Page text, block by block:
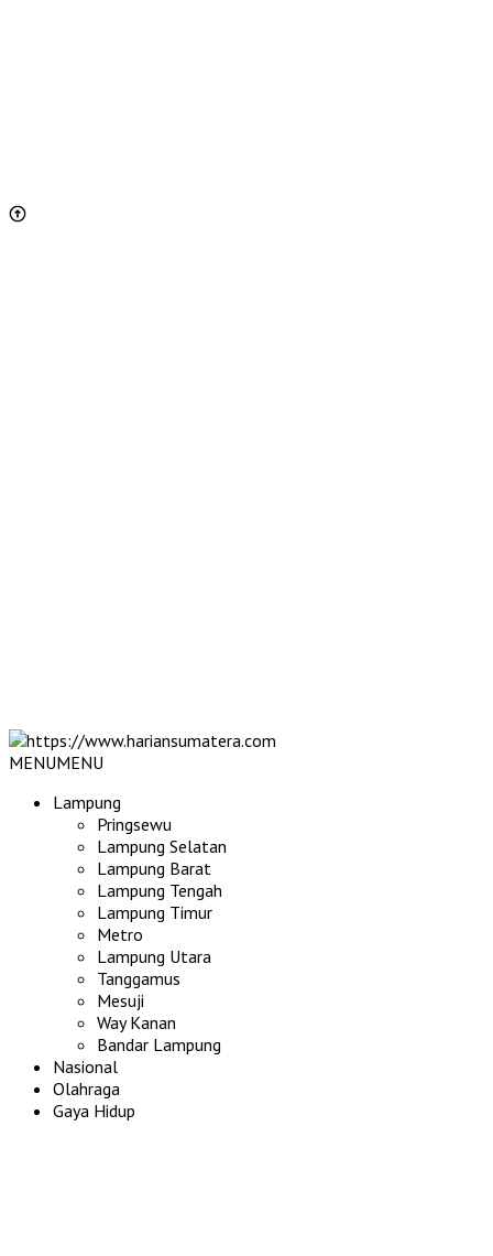
MENUMENU
Lampung
Pringsewu
Lampung Selatan
Lampung Barat
Lampung Tengah
Lampung Timur
Metro
Lampung Utara
Tanggamus
Mesuji
Way Kanan
Bandar Lampung
Nasional
Olahraga
Gaya Hidup